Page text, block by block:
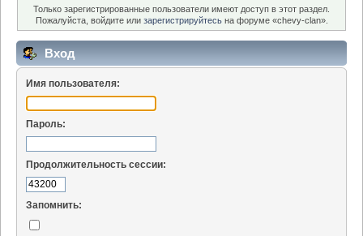
Только зарегистрированные пользователи имеют доступ в этот раздел.
Пожалуйста, войдите или зарегистрируйтесьна форуме «chevy-clan».
Вход
Имя пользователя:
Пароль:
Продолжительность сессии:
Запомнить: